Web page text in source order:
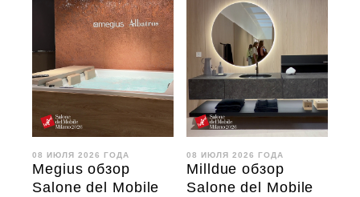
08 ИЮЛЯ 2026 ГОДА
Megius обзор
Salone del Mobile
08 ИЮЛЯ 2026 ГОДА
Milldue обзор
Salone del Mobile